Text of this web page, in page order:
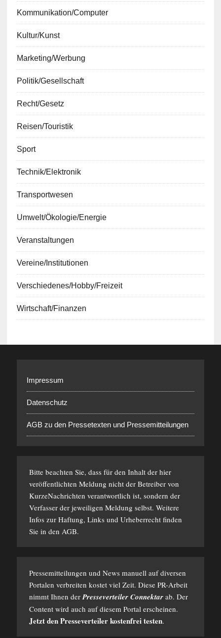
Kommunikation/Computer
Kultur/Kunst
Marketing/Werbung
Politik/Gesellschaft
Recht/Gesetz
Reisen/Touristik
Sport
Technik/Elektronik
Transportwesen
Umwelt/Ökologie/Energie
Veranstaltungen
Vereine/Institutionen
Verschiedenes/Hobby/Freizeit
Wirtschaft/Finanzen
Impressum
Datenschutz
AGB zu den Pressetexten und Pressemitteilungen
Bitte beachten Sie, dass für den Inhalt der hier
veröffentlichten Meldung nicht der Betreiber von
KurzeNachrichten verantwortlich ist, sondern der
Verfasser der jeweiligen Meldung selbst. Weitere
Infos zur Haftung, Links und Urheberrecht finden
Sie in den AGB.
Pressemitteilungen und News manuell auf diversen
Portalen verbreiten kostet viel Zeit. Diese PR-Arbeit
nimmt Ihnen derPresseverteiler Connektarab. Der
Content wird auch auf diesem Portal erscheinen.
Jetzt den Presseverteiler kostenfrei testen.